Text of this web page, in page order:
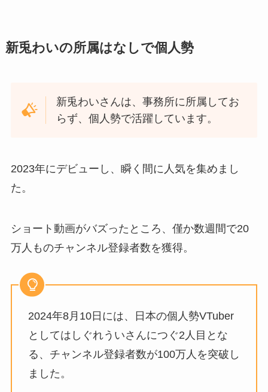
新兎わいの所属はなしで個人勢
新兎わいさんは、事務所に所属してお
らず、個人勢で活躍しています。
2023年にデビューし、瞬く間に人気を集めまし
た。
ショート動画がバズったところ、僅か数週間で20
万人ものチャンネル登録者数を獲得。
2024年8月10日には、日本の個人勢VTuber
としてはしぐれういさんにつぐ2人目とな
る、チャンネル登録者数が100万人を突破し
ました。